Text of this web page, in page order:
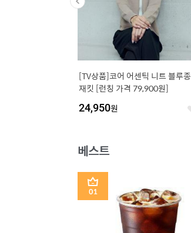
[TV상품]코어 어센틱 니트 블루종
재킷 [런칭 가격 79,900원]
24,950원
베스트
1